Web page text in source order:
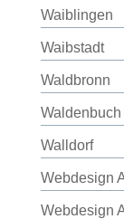
Waiblingen
Waibstadt
Waldbronn
Waldenbuch
Walldorf
Webdesign
Webdesign